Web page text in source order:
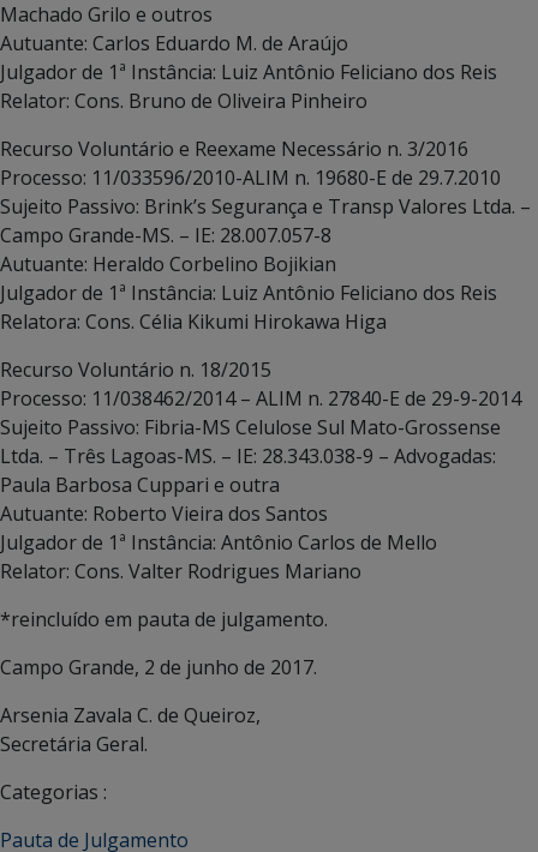
Machado Grilo e outros
Autuante: Carlos Eduardo M. de Araújo
Julgador de 1ª Instância: Luiz Antônio Feliciano dos Reis
Relator: Cons. Bruno de Oliveira Pinheiro
Recurso Voluntário e Reexame Necessário n. 3/2016
Processo: 11/033596/2010-ALIM n. 19680-E de 29.7.2010
Sujeito Passivo: Brink’s Segurança e Transp Valores Ltda. –
Campo Grande-MS. – IE: 28.007.057-8
Autuante: Heraldo Corbelino Bojikian
Julgador de 1ª Instância: Luiz Antônio Feliciano dos Reis
Relatora: Cons. Célia Kikumi Hirokawa Higa
Recurso Voluntário n. 18/2015
Processo: 11/038462/2014 – ALIM n. 27840-E de 29-9-2014
Sujeito Passivo: Fibria-MS Celulose Sul Mato-Grossense
Ltda. – Três Lagoas-MS. – IE: 28.343.038-9 – Advogadas:
Paula Barbosa Cuppari e outra
Autuante: Roberto Vieira dos Santos
Julgador de 1ª Instância: Antônio Carlos de Mello
Relator: Cons. Valter Rodrigues Mariano
*reincluído em pauta de julgamento.
Campo Grande, 2 de junho de 2017.
Arsenia Zavala C. de Queiroz,
Secretária Geral.
Categorias :
Pauta de Julgamento